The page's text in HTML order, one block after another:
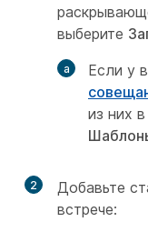
выберите
Если у
из них
2
Добавьте
встрече: